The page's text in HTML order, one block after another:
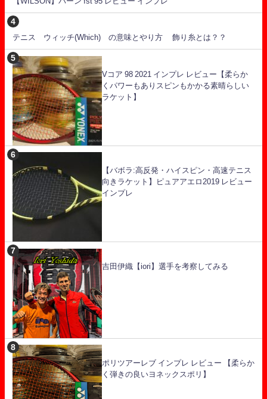
テニス ウィッチ(Which) の意味とやり方 飾り糸とは？？
Vコア 98 2021 インプレ レビュー【柔らか
くパワーもありスピンもかかる素晴らしい
ラケット】
【バボラ:高反発・ハイスピン・高速テニス
向きラケット】ピュアアエロ2019 レビュー
インプレ
吉田伊織【iori】選手を考察してみる
ポリツアーレブ インプレ レビュー 【柔らか
く弾きの良いヨネックスポリ】